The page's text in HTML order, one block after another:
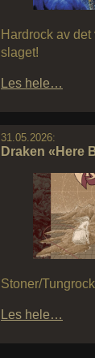
Hardrock av
slaget!
Les hele…
31.05.2026:
Draken «Here
Stoner/
Les hele…